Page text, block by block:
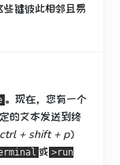
键彼此相邻且易
。 现在，您有一个
的文本发送到终
ctrl + shift + p）
或 >run